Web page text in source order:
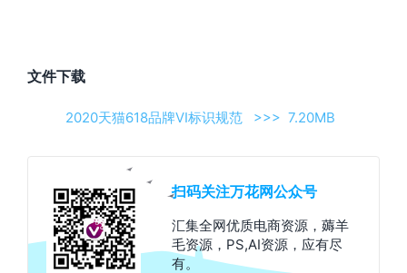
文件下载
2020天猫618品牌VI标识规范 >>> 7.20MB
扫码关注万花网公众号
汇集全网优质电商资源，薅羊
毛资源，PS,AI资源，应有尽
有。